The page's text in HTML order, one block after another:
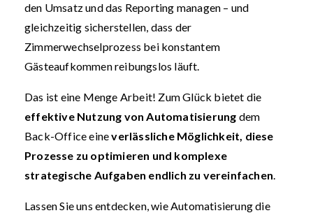
den Umsatz und das Reporting managen – und
gleichzeitig sicherstellen, dass der
Zimmerwechselprozess bei konstantem
Gästeaufkommen reibungslos läuft.
Das ist eine Menge Arbeit! Zum Glück bietet die
effektive Nutzung von Automatisierung dem
Back-Office eineverlässliche Möglichkeit, diese
Prozesse zu optimieren und komplexe
strategische Aufgaben endlich zu vereinfachen.
Lassen Sie uns entdecken, wie Automatisierung die